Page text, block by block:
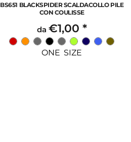
BS651 BLACKSPIDER SCALDACOLLO PILE
CON COULISSE
da €1,00 *
ONE SIZE